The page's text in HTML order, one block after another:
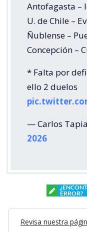
Antofagasta –
U. de Chile –
Ñublense –
Concepción –
* Falta por
ello 2 duelos
— Carlos
2026
ERROR?
Revisa nuestra